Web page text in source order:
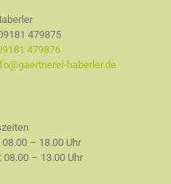
479875
479876
haberler.de
08.00 – 18.00 Uhr
08.00 – 13.00 Uhr